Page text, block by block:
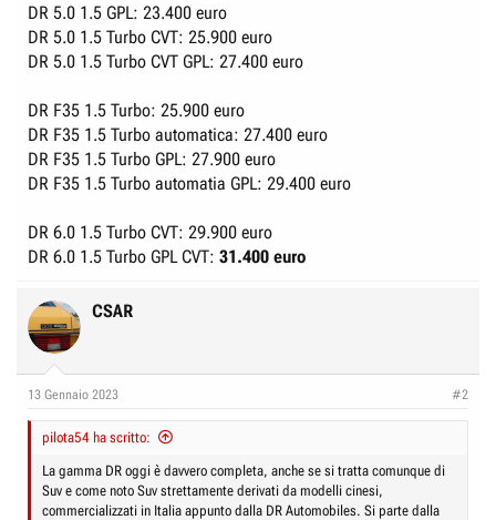
DR 5.0 1.5 GPL: 23.400 euro
DR 5.0 1.5 Turbo CVT: 25.900 euro
DR 5.0 1.5 Turbo CVT GPL: 27.400 euro
DR F35 1.5 Turbo: 25.900 euro
DR F35 1.5 Turbo automatica: 27.400 euro
DR F35 1.5 Turbo GPL: 27.900 euro
DR F35 1.5 Turbo automatia GPL: 29.400 euro
DR 6.0 1.5 Turbo CVT: 29.900 euro
DR 6.0 1.5 Turbo GPL CVT: 31.400 euro
CSAR
13 Gennaio 2023 #2
pilota54 ha scritto:
La gamma DR oggi è davvero completa, anche se si tratta comunque di
Suv e come noto Suv strettamente derivati da modelli cinesi,
commercializzati in Italia appunto dalla DR Automobiles. Si parte dalla